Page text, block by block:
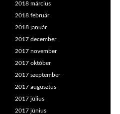
2018 március
2018 február
2018 január
2017 december
2017 november
2017 október
2017 szeptember
2017 augusztus
2017 július
2017 június